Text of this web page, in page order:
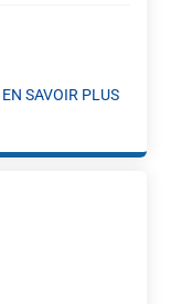
EN SAVOIR PLUS